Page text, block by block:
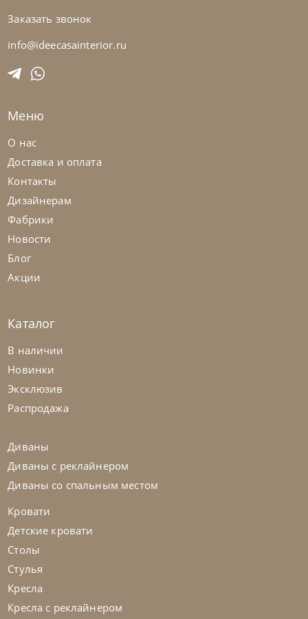
Tomasella
На заказ
Заказать звонок
info@ideecasainterior.ru
Меню
О нас
Доставка и оплата
Контакты
Дизайнерам
Фабрики
Новости
Блог
Акции
Каталог
В наличии
Новинки
Эксклюзив
Распродажа
Диваны
Диваны с реклайнером
Диваны со спальным местом
Кровати
Детские кровати
Столы
Стулья
Кресла
Кресла с реклайнером